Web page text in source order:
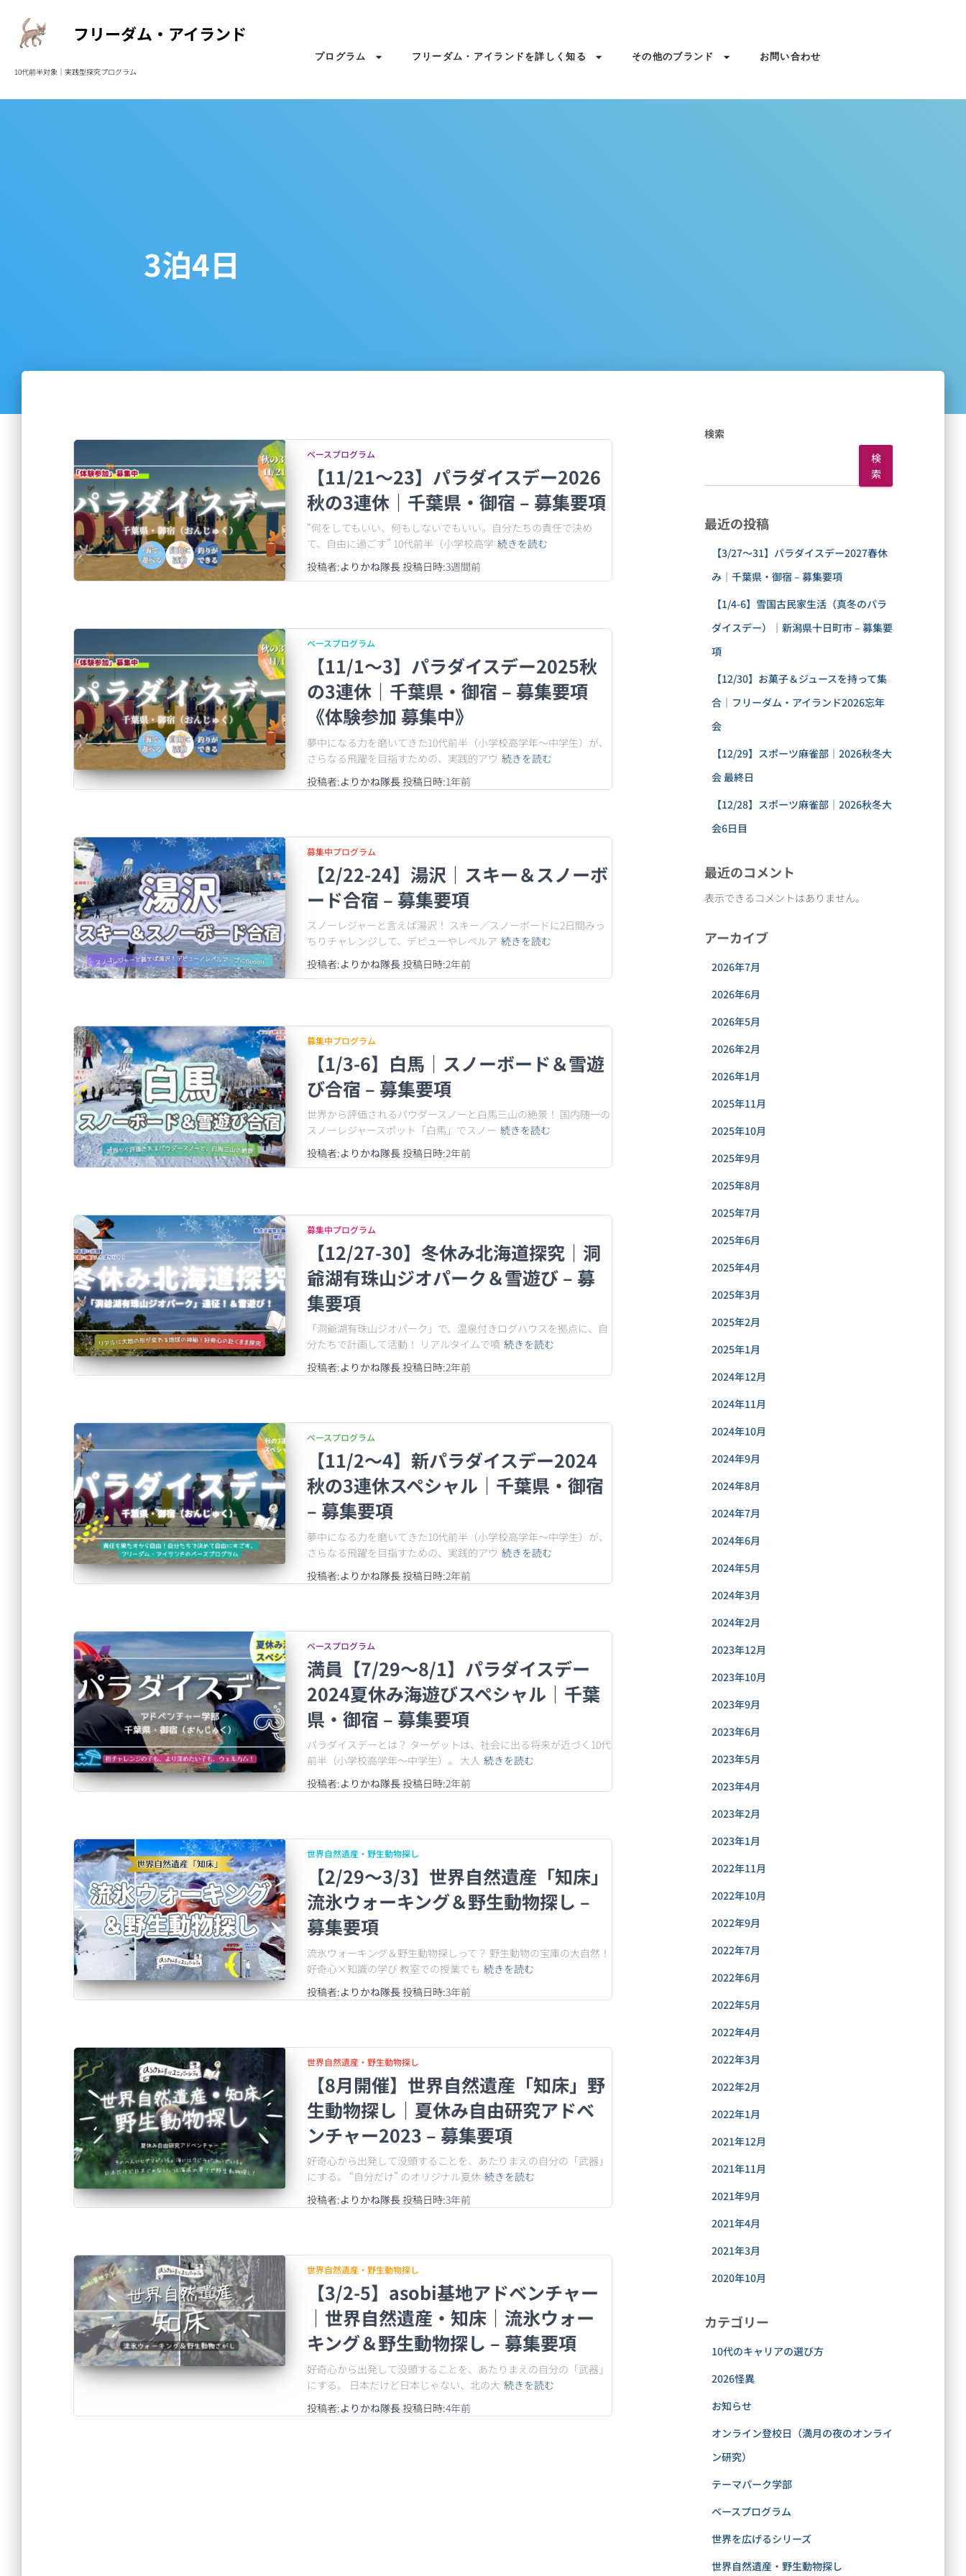
フリーダム・アイランド
10代前半対象｜実践型探究プログラム
プログラム フリーダム・アイランドを詳しく知る その他のブランド お問い合わせ
3泊4日
ベースプログラム
【11/21〜23】パラダイスデー2026
秋の3連休｜千葉県・御宿 – 募集要項
“何をしてもいい、何もしないでもいい。自分たちの責任で決め
て、自由に過ごす” 10代前半（小学校高学 続きを読む
投稿者:よりかね隊長投稿日時:3週間前
ベースプログラム
【11/1〜3】パラダイスデー2025秋
の3連休｜千葉県・御宿 – 募集要項
《体験参加 募集中》
夢中になる力を磨いてきた10代前半（小学校高学年〜中学生）が、
さらなる飛躍を目指すための、実践的アウ 続きを読む
投稿者:よりかね隊長投稿日時:1年前
募集中プログラム
【2/22-24】湯沢｜スキー＆スノーボ
ード合宿 – 募集要項
スノーレジャーと言えば湯沢！ スキー／スノーボードに2日間みっ
ちりチャレンジして、デビューやレベルア 続きを読む
投稿者:よりかね隊長投稿日時:2年前
募集中プログラム
【1/3-6】白馬｜スノーボード＆雪遊
び合宿 – 募集要項
世界から評価されるパウダースノーと白馬三山の絶景！ 国内随一の
スノーレジャースポット「白馬」でスノー 続きを読む
投稿者:よりかね隊長投稿日時:2年前
募集中プログラム
【12/27-30】冬休み北海道探究｜洞
爺湖有珠山ジオパーク＆雪遊び – 募
集要項
「洞爺湖有珠山ジオパーク」で、温泉付きログハウスを拠点に、自
分たちで計画して活動！ リアルタイムで噴 続きを読む
投稿者:よりかね隊長投稿日時:2年前
ベースプログラム
【11/2〜4】新パラダイスデー2024
秋の3連休スペシャル｜千葉県・御宿
– 募集要項
夢中になる力を磨いてきた10代前半（小学校高学年〜中学生）が、
さらなる飛躍を目指すための、実践的アウ 続きを読む
投稿者:よりかね隊長投稿日時:2年前
ベースプログラム
満員【7/29〜8/1】パラダイスデー
2024夏休み海遊びスペシャル｜千葉
県・御宿 – 募集要項
パラダイスデーとは？ ターゲットは、社会に出る将来が近づく10代
前半（小学校高学年〜中学生）。 大人 続きを読む
投稿者:よりかね隊長投稿日時:2年前
世界自然遺産・野生動物探し
【2/29〜3/3】世界自然遺産「知床」
流氷ウォーキング＆野生動物探し –
募集要項
流氷ウォーキング＆野生動物探しって？ 野生動物の宝庫の大自然！
好奇心×知識の学び 教室での授業でも 続きを読む
投稿者:よりかね隊長投稿日時:3年前
世界自然遺産・野生動物探し
【8月開催】世界自然遺産「知床」野
生動物探し｜夏休み自由研究アドベ
ンチャー2023 – 募集要項
好奇心から出発して没頭することを、あたりまえの自分の「武器」
にする。 “自分だけ” のオリジナル夏休 続きを読む
投稿者:よりかね隊長投稿日時:3年前
世界自然遺産・野生動物探し
【3/2-5】asobi基地アドベンチャー
｜世界自然遺産・知床｜流氷ウォー
キング＆野生動物探し – 募集要項
好奇心から出発して没頭することを、あたりまえの自分の「武器」
にする。 日本だけど日本じゃない、北の大 続きを読む
投稿者:よりかね隊長投稿日時:4年前
検索
検
索
最近の投稿
【3/27〜31】パラダイスデー2027春休
み｜千葉県・御宿 – 募集要項
【1/4-6】雪国古民家生活（真冬のパラ
ダイスデー）｜新潟県十日町市 – 募集要
項
【12/30】お菓子＆ジュースを持って集
合｜フリーダム・アイランド2026忘年
会
【12/29】スポーツ麻雀部｜2026秋冬大
会 最終日
【12/28】スポーツ麻雀部｜2026秋冬大
会6日目
最近のコメント
表示できるコメントはありません。
アーカイブ
2026年7月
2026年6月
2026年5月
2026年2月
2026年1月
2025年11月
2025年10月
2025年9月
2025年8月
2025年7月
2025年6月
2025年4月
2025年3月
2025年2月
2025年1月
2024年12月
2024年11月
2024年10月
2024年9月
2024年8月
2024年7月
2024年6月
2024年5月
2024年3月
2024年2月
2023年12月
2023年10月
2023年9月
2023年6月
2023年5月
2023年4月
2023年2月
2023年1月
2022年11月
2022年10月
2022年9月
2022年7月
2022年6月
2022年5月
2022年4月
2022年3月
2022年2月
2022年1月
2021年12月
2021年11月
2021年9月
2021年4月
2021年3月
2020年10月
カテゴリー
10代のキャリアの選び方
2026怪異
お知らせ
オンライン登校日（満月の夜のオンライ
ン研究）
テーマパーク学部
ベースプログラム
世界を広げるシリーズ
世界自然遺産・野生動物探し